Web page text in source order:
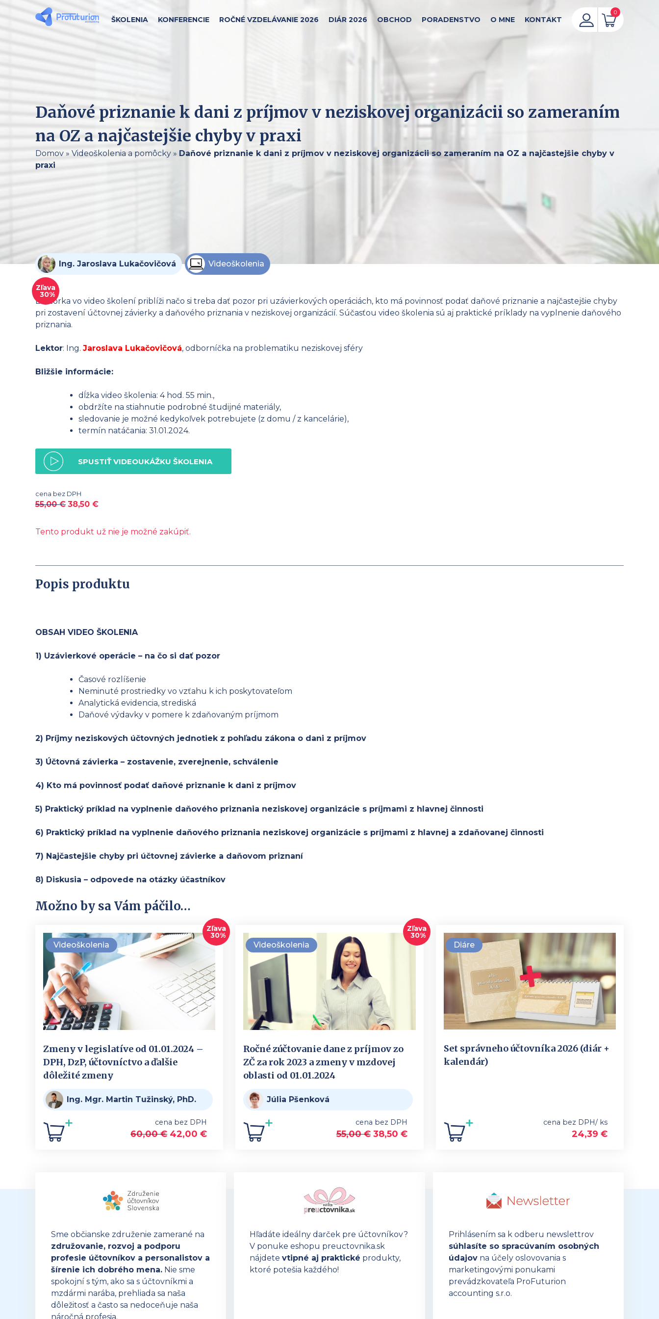
ŠKOLENIA KONFERENCIE ROČNÉ VZDELÁVANIE 2026 DIÁR 2026 OBCHOD PORADENSTVO O MNE KONTAKT
0
Daňové priznanie k dani z príjmov v neziskovej organizácii so zameraním
na OZ a najčastejšie chyby v praxi
Domov » Videoškolenia a pomôcky » Daňové priznanie k dani z príjmov v neziskovej organizácii so zameraním na OZ a najčastejšie chyby v
praxi
Ing. Jaroslava Lukačovičová Videoškolenia
Zľava
30%
Lektorka vo video školení priblíži načo si treba dať pozor pri uzávierkových operáciách, kto má povinnosť podať daňové priznanie a najčastejšie chyby
pri zostavení účtovnej závierky a daňového priznania v neziskovej organizácií. Súčasťou video školenia sú aj praktické príklady na vyplnenie daňového
priznania.
Lektor: Ing. Jaroslava Lukačovičová, odborníčka na problematiku neziskovej sféry
Bližšie informácie:
dĺžka video školenia: 4 hod. 55 min.,
obdržíte na stiahnutie podrobné študijné materiály,
sledovanie je možné kedykoľvek potrebujete (z domu / z kancelárie),
termín natáčania: 31.01.2024.
SPUSTIŤ VIDEOUKÁŽKU ŠKOLENIA
cena bez DPH
55,00€ 38,50 €
Tento produkt už nie je možné zakúpiť.
Popis produktu
OBSAH VIDEO ŠKOLENIA
1) Uzávierkové operácie – na čo si dať pozor
Časové rozlíšenie
Neminuté prostriedky vo vzťahu k ich poskytovateľom
Analytická evidencia, strediská
Daňové výdavky v pomere k zdaňovaným príjmom
2) Príjmy neziskových účtovných jednotiek z pohľadu zákona o dani z príjmov
3) Účtovná závierka – zostavenie, zverejnenie, schválenie
4) Kto má povinnosť podať daňové priznanie k dani z príjmov
5) Praktický príklad na vyplnenie daňového priznania neziskovej organizácie s príjmami z hlavnej činnosti
6) Praktický príklad na vyplnenie daňového priznania neziskovej organizácie s príjmami z hlavnej a zdaňovanej činnosti
7) Najčastejšie chyby pri účtovnej závierke a daňovom priznaní
8) Diskusia – odpovede na otázky účastníkov
Možno by sa Vám páčilo…
Videoškolenia
Zľava
30%
Zmeny v legislatíve od 01.01.2024 –
DPH, DzP, účtovníctvo a ďalšie
dôležité zmeny
Ing. Mgr. Martin Tužinský, PhD.
cena bez DPH
60,00€ 42,00€
Videoškolenia
Zľava
30%
Ročné zúčtovanie dane z príjmov zo
ZČ za rok 2023 a zmeny v mzdovej
oblasti od 01.01.2024
Júlia Pšenková
cena bez DPH
55,00€ 38,50 €
Diáre
Set správneho účtovníka 2026 (diár +
kalendár)
cena bez DPH/ ks
24,39 €
Sme občianske združenie zamerané na
združovanie, rozvoj a podporu
profesie účtovníkov a personalistov a
šírenie ich dobrého mena. Nie sme
spokojní s tým, ako sa s účtovníkmi a
mzdármi narába, prehliada sa naša
dôležitosť a často sa nedoceňuje naša
náročná profesia.
Hľadáte ideálny darček pre účtovníkov?
V ponuke eshopu preuctovnika.sk
nájdetevtipné aj praktické produkty,
ktoré potešia každého!
Prihlásením sa k odberu newslettrov
súhlasíte so spracúvaním osobných
údajovna účely oslovovania s
marketingovými ponukami
prevádzkovateľa ProFuturion
accounting s.r.o.